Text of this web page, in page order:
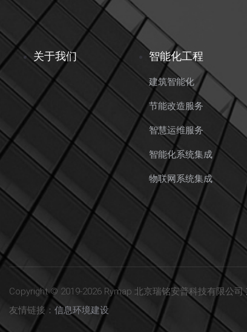
关于我们 智能化工程
建筑智能化
节能改造服务
智慧运维服务
智能化系统集成
物联网系统集成
Copyright © 2019-2026 Rymap 北京瑞铭安普科技有限公司
友情链接： 信息环境建设